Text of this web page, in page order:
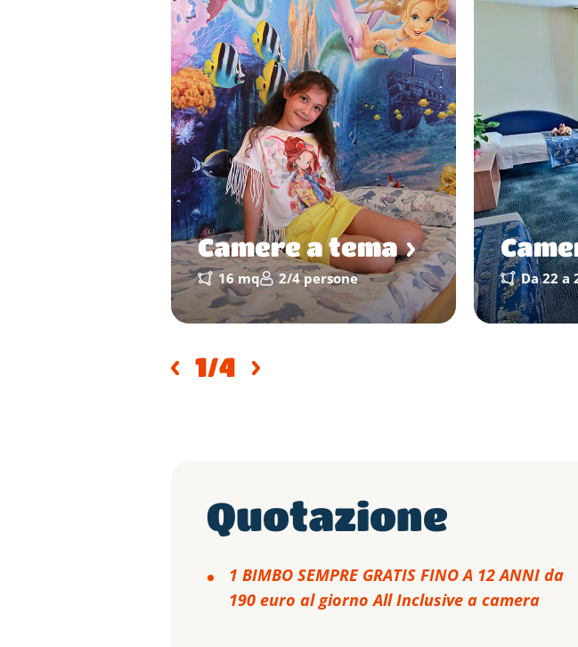
Camere a tema
16 mq 2/4 persone Da 22 a
1/4
Quotazione
1 BIMBO SEMPRE GRATIS FINO A 12 ANNI da
190 euro al giorno All Inclusive a camera